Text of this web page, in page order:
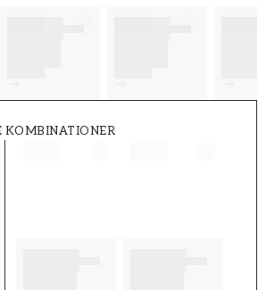
KOMBINATIONER